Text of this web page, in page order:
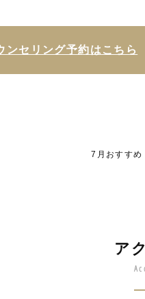
セリング予約はこちら
7月おすすめ
ア